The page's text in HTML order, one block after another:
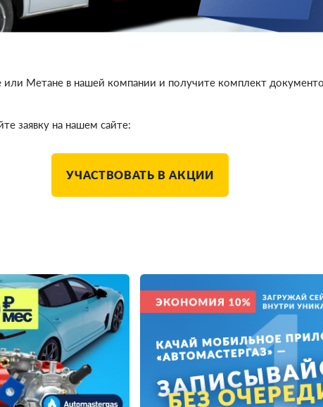
или Метане в нашей компании и получите комплект
заявку на нашем сайте:
УЧАСТВОВАТЬ В АКЦИИ